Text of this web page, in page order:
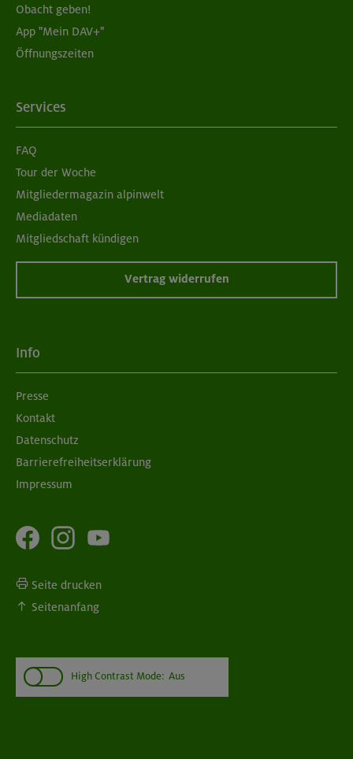
Obacht geben!
App "Mein DAV+"
Öffnungszeiten
Services
FAQ
Tour der Woche
Mitgliedermagazin alpinwelt
Mediadaten
Mitgliedschaft kündigen
Vertrag widerrufen
Info
Presse
Kontakt
Datenschutz
Barrierefreiheitserklärung
Impressum
Seite drucken
Seitenanfang
High Contrast Mode: Aus